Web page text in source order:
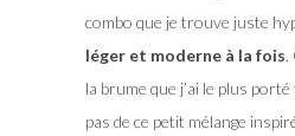
combo que je trouve juste
léger et moderne à la fois.
la brume que j’ai le plus
pas de ce petit mélange